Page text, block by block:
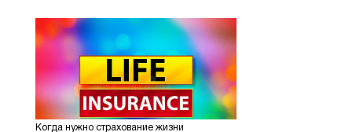
Когда нужно страхование жизни